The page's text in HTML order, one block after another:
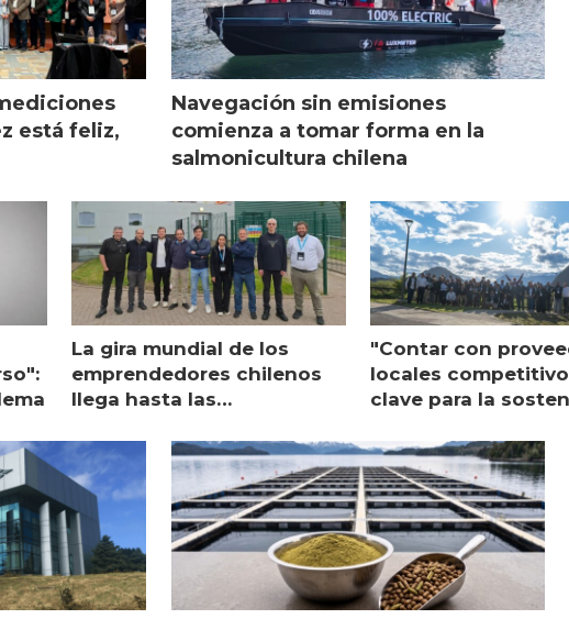
está feliz,
Navegación sin emisiones
comienza a tomar forma en la
salmonicultura chilena
La gira mundial de los
emprendedores chilenos
llega hasta las
Escocia
"Contar con
locales
clave para la